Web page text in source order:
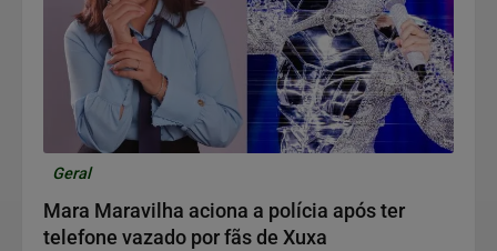
Geral
Mara Maravilha aciona a polícia após ter
telefone vazado por fãs de Xuxa